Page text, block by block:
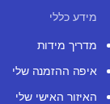
מידע כללי
מדריך מידות
איפה ההזמנה שלי
האיזור האישי שלי